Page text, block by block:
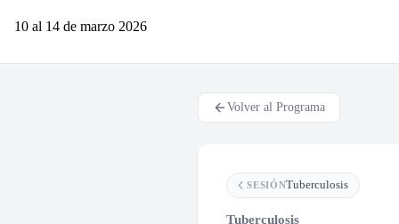
10 al 14 de marzo 2026
Volver al Programa
SESIÓNTuberculosis
Tuberculosis